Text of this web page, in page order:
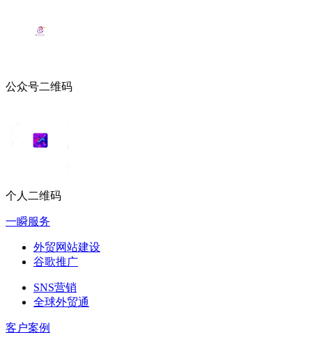
公众号二维码
个人二维码
一瞬服务
外贸网站建设
谷歌推广
SNS营销
全球外贸通
客户案例